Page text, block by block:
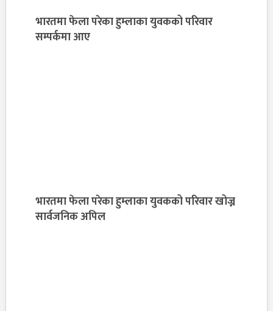
भारतमा फेला परेका हुम्लाका युवकको परिवार
सम्पर्कमा आए
भारतमा फेला परेका हुम्लाका युवकको परिवार खोज्न
सार्वजनिक अपिल